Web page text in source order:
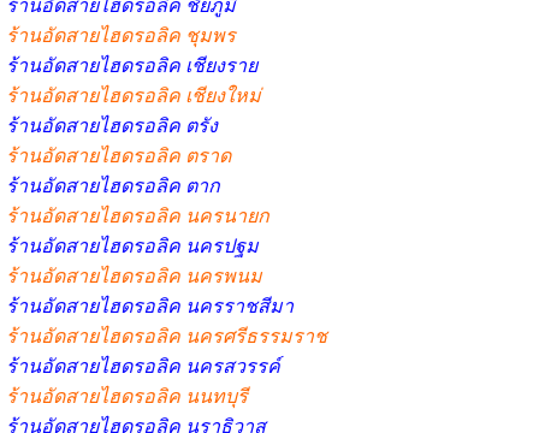
ร้านอัดสายไฮดรอลิค ชัยภูมิ
ร้านอัดสายไฮดรอลิค ชุมพร
ร้านอัดสายไฮดรอลิค เชียงราย
ร้านอัดสายไฮดรอลิค เชียงใหม่
ร้านอัดสายไฮดรอลิค ตรัง
ร้านอัดสายไฮดรอลิค ตราด
ร้านอัดสายไฮดรอลิค ตาก
ร้านอัดสายไฮดรอลิค นครนายก
ร้านอัดสายไฮดรอลิค นครปฐม
ร้านอัดสายไฮดรอลิค นครพนม
ร้านอัดสายไฮดรอลิค นครราชสีมา
ร้านอัดสายไฮดรอลิค นครศรีธรรมราช
ร้านอัดสายไฮดรอลิค นครสวรรค์
ร้านอัดสายไฮดรอลิค นนทบุรี
ร้านอัดสายไฮดรอลิค นราธิวาส